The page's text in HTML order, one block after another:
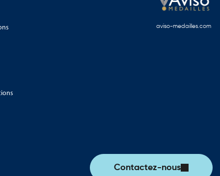
aviso-medailles.com
Contactez-nous